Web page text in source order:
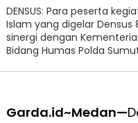
DENSUS: Para peserta
Islam yang digelar Densus
sinergi dengan
Bidang Humas Polda
Garda.id~Medan—